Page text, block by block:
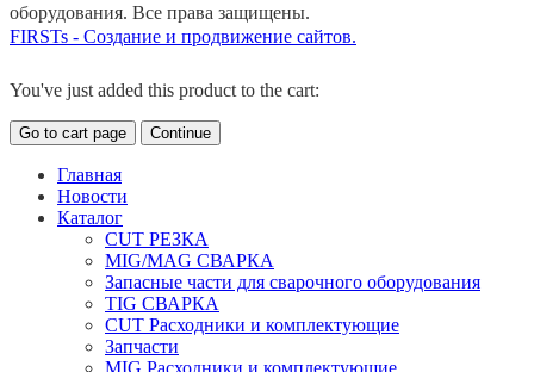
оборудования. Все права защищены.
FIRSTs - Создание и продвижение сайтов.
You've just added this product to the cart:
Go to cart page Continue
Главная
Новости
Каталог
CUT РЕЗКА
MIG/MAG СВАРКА
Запасные части для сварочного оборудования
TIG СВАРКА
CUT Расходники и комплектующие
Запчасти
MIG Расходники и комплектующие